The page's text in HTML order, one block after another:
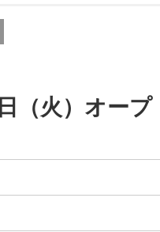
（火）オープ